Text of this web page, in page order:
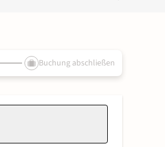
Buchung abschließen